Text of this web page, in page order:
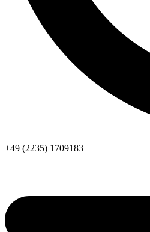
+49 (2235) 1709183